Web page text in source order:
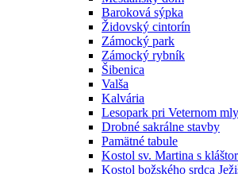
Baroková sýpka
Židovský cintorín
Zámocký park
Zámocký rybník
Šibenica
Valša
Kalvária
Lesopark pri Veternom
Drobné sakrálne stavby
Pamätné tabule
Kostol sv. Martina s
Kostol božského srdca